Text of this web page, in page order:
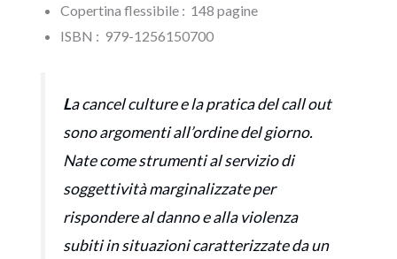
Copertina flessibile : ‎ 148 pagine
ISBN‏ : ‎ 979-1256150700
La cancel culture e la pratica del call out
sono argomenti all’ordine del giorno.
Nate come strumenti al servizio di
soggettività marginalizzate per
rispondere al danno e alla violenza
subiti in situazioni caratterizzate da un